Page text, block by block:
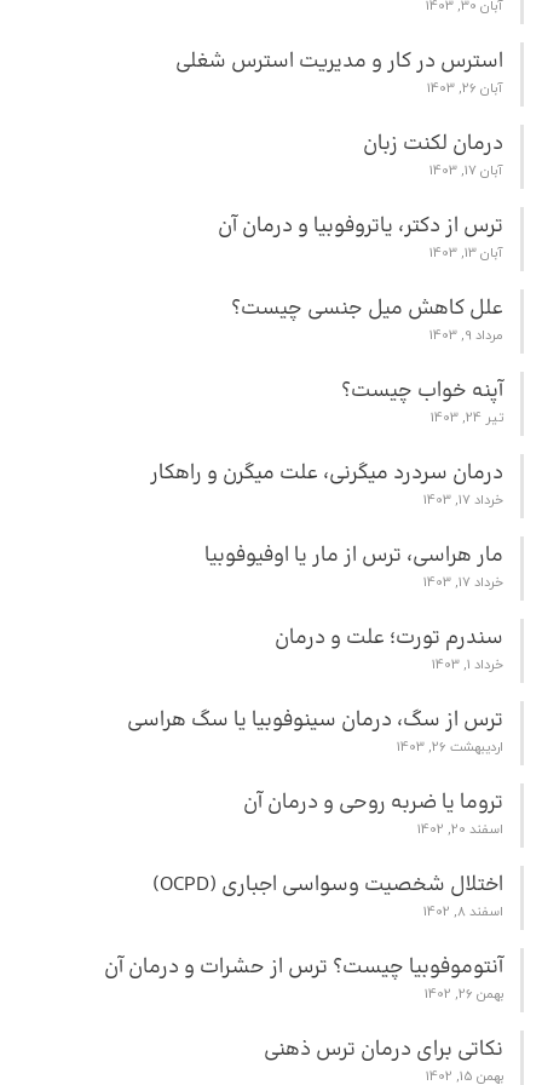
آبان 30, 1403
استرس در کار و مدیریت استرس شغلی
آبان 26, 1403
درمان لکنت زبان
آبان 17, 1403
ترس از دکتر، یاتروفوبیا و درمان آن
آبان 13, 1403
علل کاهش میل جنسی چیست؟
مرداد 9, 1403
آپنه خواب چیست؟
تیر 24, 1403
درمان سردرد میگرنی، علت میگرن و راهکار
خرداد 17, 1403
مار هراسی، ترس از مار یا اوفیوفوبیا
خرداد 17, 1403
سندرم تورت؛ علت و درمان
خرداد 1, 1403
ترس از سگ، درمان سینوفوبیا یا سگ هراسی
اردیبهشت 26, 1403
تروما یا ضربه روحی و درمان آن
اسفند 20, 1402
اختلال شخصیت وسواسی اجباری (OCPD)
اسفند 8, 1402
آنتوموفوبیا چیست؟ ترس از حشرات و درمان آن
بهمن 26, 1402
نکاتی برای درمان ترس ذهنی
بهمن 15, 1402